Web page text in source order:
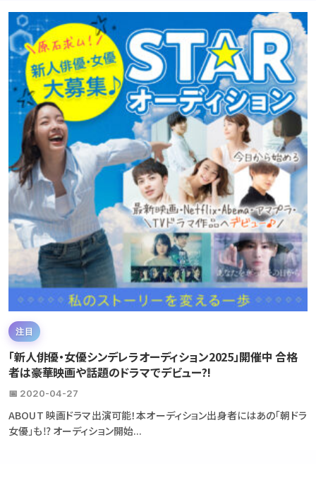
注目
「新人俳優・女優シンデレラオーディション2025」開催中 合格
者は豪華映画や話題のドラマでデビュー?!
📅 2020-04-27
ABOUT 映画ドラマ出演可能！本オーディション出身者にはあの「朝ドラ
女優」も⁉ オーディション開始...